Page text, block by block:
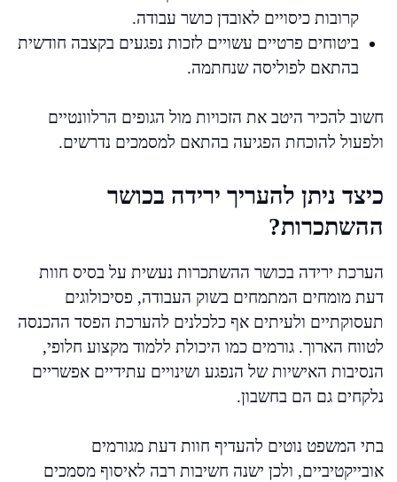
קרובות כיסויים לאובדן כושר עבודה.
ביטוחים פרטיים עשויים לזכות נפגעים בקצבה חודשית
בהתאם לפוליסה שנחתמה.
חשוב להכיר היטב את הזכויות מול הגופים הרלוונטיים
ולפעול להוכחת הפגיעה בהתאם למסמכים נדרשים.
כיצד ניתן להעריך ירידה בכושר
ההשתכרות?
הערכת ירידה בכושר ההשתכרות נעשית על בסיס חוות
דעת מומחים המתמחים בשוק העבודה, פסיכולוגים
תעסוקתיים ולעיתים אף כלכלנים להערכת הפסד ההכנסה
לטווח הארוך. גורמים כמו היכולת ללמוד מקצוע חלופי,
הנסיבות האישיות של הנפגע ושינויים עתידיים אפשריים
נלקחים גם הם בחשבון.
בתי המשפט נוטים להעדיף חוות דעת מגורמים
אובייקטיביים, ולכן ישנה חשיבות רבה לאיסוף מסמכים